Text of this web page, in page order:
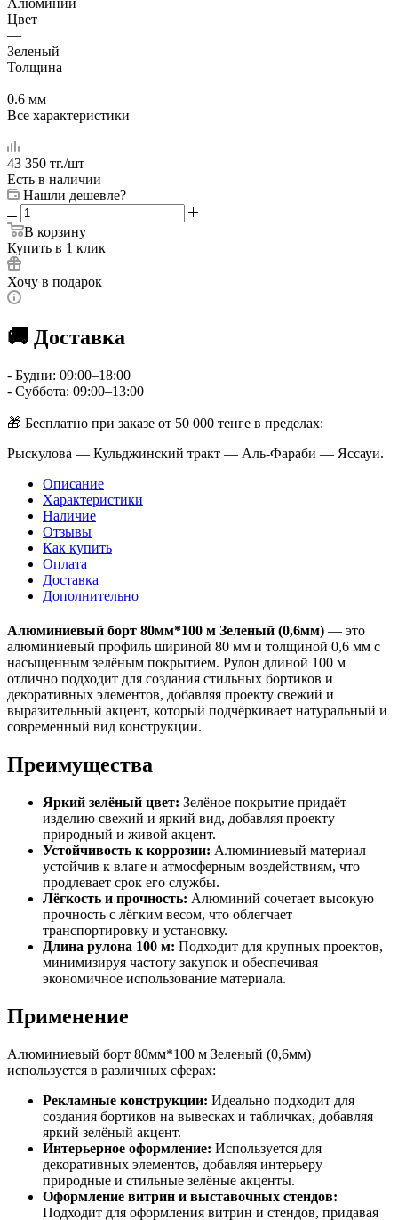
Алюминий
Цвет
—
Зеленый
Толщина
—
0.6 мм
Все характеристики
43 350 тг./шт
Есть в наличии
Нашли дешевле?
В корзину
Купить в 1 клик
Хочу в подарок
🚚 Доставка
- Будни: 09:00–18:00
- Суббота: 09:00–13:00
🎁 Бесплатно при заказе от 50 000 тенге в пределах:
Рыскулова — Кульджинский тракт — Аль-Фараби — Яссауи.
Описание
Характеристики
Наличие
Отзывы
Как купить
Оплата
Доставка
Дополнительно
Алюминиевый борт 80мм*100 м Зеленый (0,6мм) — это
алюминиевый профиль шириной 80 мм и толщиной 0,6 мм с
насыщенным зелёным покрытием. Рулон длиной 100 м
отлично подходит для создания стильных бортиков и
декоративных элементов, добавляя проекту свежий и
выразительный акцент, который подчёркивает натуральный и
современный вид конструкции.
Преимущества
Яркий зелёный цвет: Зелёное покрытие придаёт
изделию свежий и яркий вид, добавляя проекту
природный и живой акцент.
Устойчивость к коррозии: Алюминиевый материал
устойчив к влаге и атмосферным воздействиям, что
продлевает срок его службы.
Лёгкость и прочность: Алюминий сочетает высокую
прочность с лёгким весом, что облегчает
транспортировку и установку.
Длина рулона 100 м: Подходит для крупных проектов,
минимизируя частоту закупок и обеспечивая
экономичное использование материала.
Применение
Алюминиевый борт 80мм*100 м Зеленый (0,6мм)
используется в различных сферах:
Рекламные конструкции: Идеально подходит для
создания бортиков на вывесках и табличках, добавляя
яркий зелёный акцент.
Интерьерное оформление: Используется для
декоративных элементов, добавляя интерьеру
природные и стильные зелёные акценты.
Оформление витрин и выставочных стендов:
Подходит для оформления витрин и стендов, придавая